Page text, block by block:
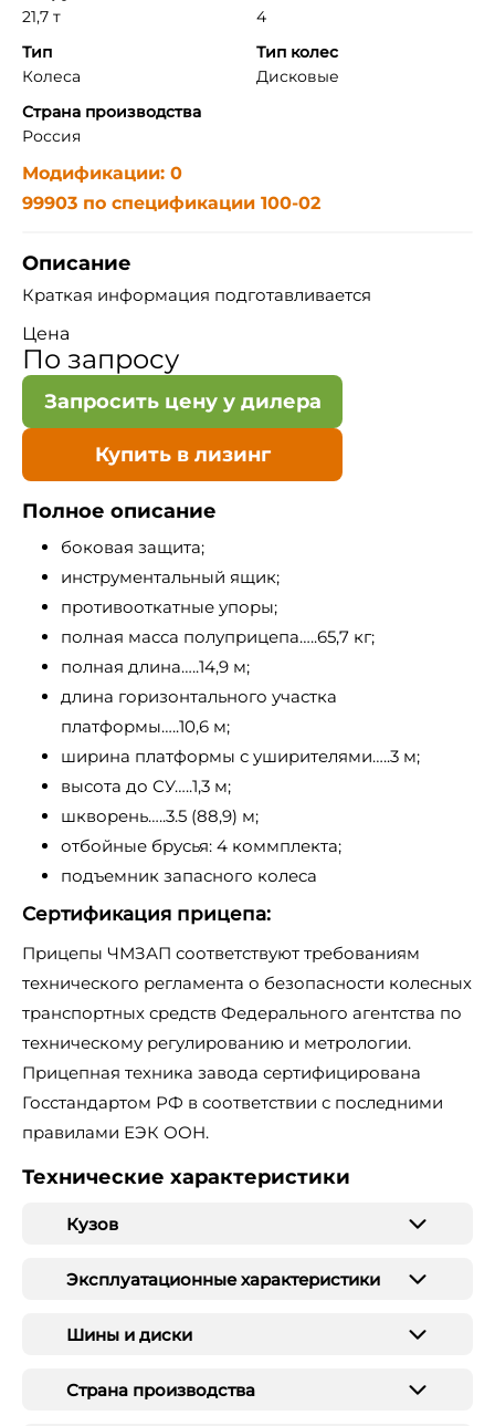
21,7 т
4
Тип
Колеса
Тип колес
Дисковые
Страна производства
Россия
Модификации: 0
99903 по спецификации 100-02
Описание
Краткая информация подготавливается
Цена
По запросу
Запросить цену у дилера
Купить в лизинг
Полное описание
боковая защита;
инструментальный ящик;
противооткатные упоры;
полная масса полуприцепа…..65,7 кг;
полная длина…..14,9 м;
длина горизонтального участка
платформы…..10,6 м;
ширина платформы с уширителями…..3 м;
высота до СУ…..1,3 м;
шкворень…..3.5 (88,9) м;
отбойные брусья: 4 коммплекта;
подъемник запасного колеса
Сертификация прицепа:
Прицепы ЧМЗАП соответствуют требованиям
технического регламента о безопасности колесных
транспортных средств Федерального агентства по
техническому регулированию и метрологии.
Прицепная техника завода сертифицирована
Госстандартом РФ в соответствии с последними
правилами ЕЭК ООН.
Технические характеристики
Кузов
Эксплуатационные характеристики
Шины и диски
Страна производства